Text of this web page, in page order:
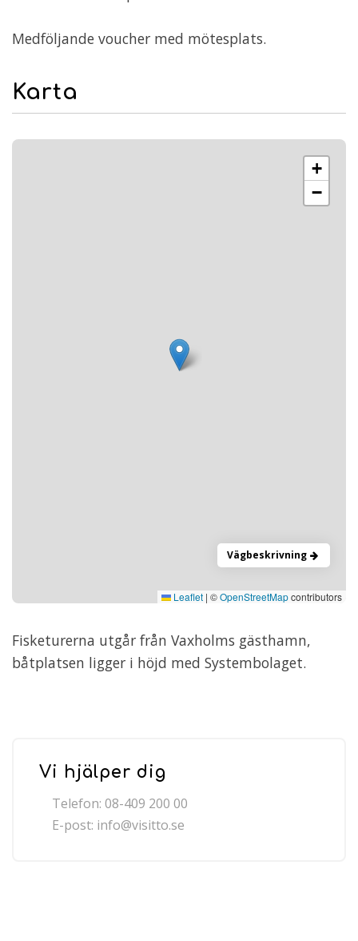
Medföljande voucher med mötesplats.
Karta
+
−
Leaflet | ©OpenStreetMapcontributors
Vägbeskrivning
Fisketurerna utgår från Vaxholms gästhamn,
båtplatsen ligger i höjd med Systembolaget.
Vi hjälper dig
Telefon: 08-409 200 00
E-post: info@visitto.se